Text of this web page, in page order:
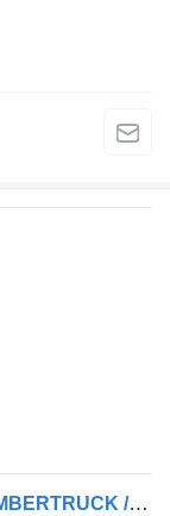
Şasiu Scania PENTRU PIESE R500 TIMBERTRUCK / CR19 CABINĂ HIGHLINE / / CUTIE DE VITEZE GRS90 pentru camion